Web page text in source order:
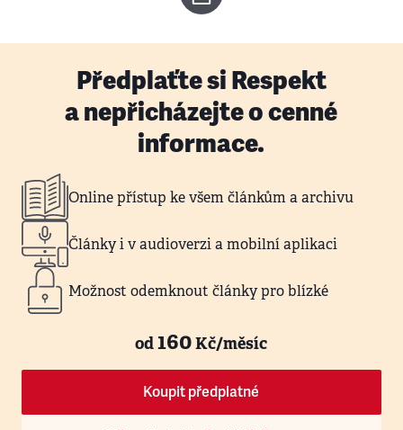
Předplaťte si Respekt
a nepřicházejte o cenné
informace.
Online přístup ke všem článkům a archivu
Články i v audioverzi a mobilní aplikaci
Možnost odemknout články pro blízké
od160Kč/měsíc
Koupit předplatné